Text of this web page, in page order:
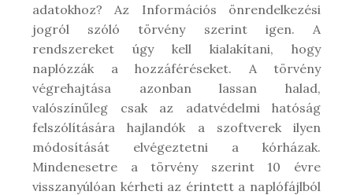
adatokhoz? Az Információs önrendelkezési
jogról szóló törvény szerint igen. A
rendszereket úgy kell kialakítani, hogy
naplózzák a hozzáféréseket. A törvény
végrehajtása azonban lassan halad,
valószínűleg csak az adatvédelmi hatóság
felszólítására hajlandók a szoftverek ilyen
módosítását elvégeztetni a kórházak.
Mindenesetre a törvény szerint 10 évre
visszanyúlóan kérheti az érintett a naplófájlból